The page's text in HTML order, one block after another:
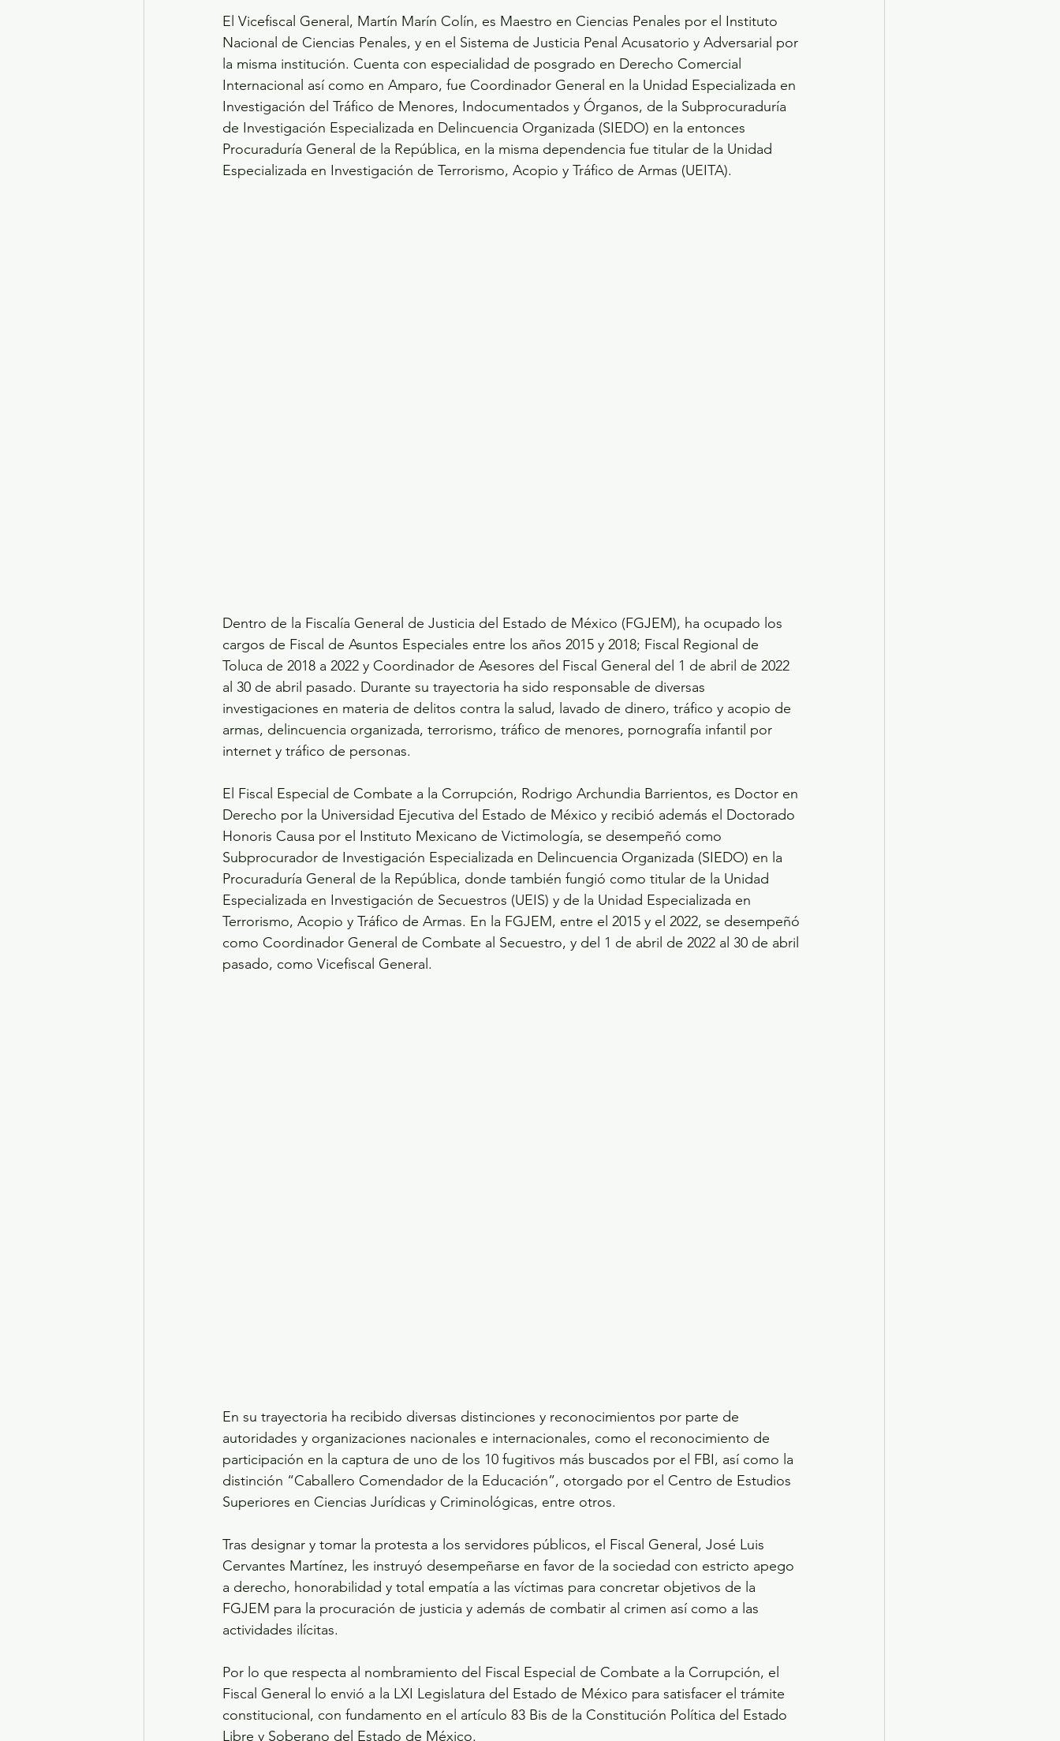
El Vicefiscal General, Martín Marín Colín, es Maestro en Ciencias Penales por el Instituto
Nacional de Ciencias Penales, y en el Sistema de Justicia Penal Acusatorio y Adversarial por
la misma institución. Cuenta con especialidad de posgrado en Derecho Comercial
Internacional así como en Amparo, fue Coordinador General en la Unidad Especializada en
Investigación del Tráfico de Menores, Indocumentados y Órganos, de la Subprocuraduría
de Investigación Especializada en Delincuencia Organizada (SIEDO) en la entonces
Procuraduría General de la República, en la misma dependencia fue titular de la Unidad
Especializada en Investigación de Terrorismo, Acopio y Tráfico de Armas (UEITA).
Dentro de la Fiscalía General de Justicia del Estado de México (FGJEM), ha ocupado los
cargos de Fiscal de Asuntos Especiales entre los años 2015 y 2018; Fiscal Regional de
Toluca de 2018 a 2022 y Coordinador de Asesores del Fiscal General del 1 de abril de 2022
al 30 de abril pasado. Durante su trayectoria ha sido responsable de diversas
investigaciones en materia de delitos contra la salud, lavado de dinero, tráfico y acopio de
armas, delincuencia organizada, terrorismo, tráfico de menores, pornografía infantil por
internet y tráfico de personas.
El Fiscal Especial de Combate a la Corrupción, Rodrigo Archundia Barrientos, es Doctor en
Derecho por la Universidad Ejecutiva del Estado de México y recibió además el Doctorado
Honoris Causa por el Instituto Mexicano de Victimología, se desempeñó como
Subprocurador de Investigación Especializada en Delincuencia Organizada (SIEDO) en la
Procuraduría General de la República, donde también fungió como titular de la Unidad
Especializada en Investigación de Secuestros (UEIS) y de la Unidad Especializada en
Terrorismo, Acopio y Tráfico de Armas. En la FGJEM, entre el 2015 y el 2022, se desempeñó
como Coordinador General de Combate al Secuestro, y del 1 de abril de 2022 al 30 de abril
pasado, como Vicefiscal General.
En su trayectoria ha recibido diversas distinciones y reconocimientos por parte de
autoridades y organizaciones nacionales e internacionales, como el reconocimiento de
participación en la captura de uno de los 10 fugitivos más buscados por el FBI, así como la
distinción “Caballero Comendador de la Educación”, otorgado por el Centro de Estudios
Superiores en Ciencias Jurídicas y Criminológicas, entre otros.
Tras designar y tomar la protesta a los servidores públicos, el Fiscal General, José Luis
Cervantes Martínez, les instruyó desempeñarse en favor de la sociedad con estricto apego
a derecho, honorabilidad y total empatía a las víctimas para concretar objetivos de la
FGJEM para la procuración de justicia y además de combatir al crimen así como a las
actividades ilícitas.
Por lo que respecta al nombramiento del Fiscal Especial de Combate a la Corrupción, el
Fiscal General lo envió a la LXI Legislatura del Estado de México para satisfacer el trámite
constitucional, con fundamento en el artículo 83 Bis de la Constitución Política del Estado
Libre y Soberano del Estado de México.